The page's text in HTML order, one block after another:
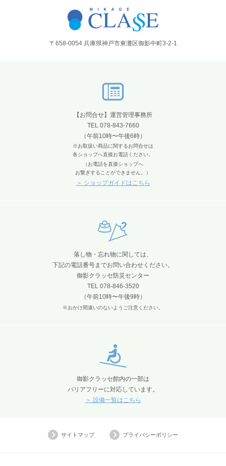
〒658-0054 兵庫県神戸市東灘区御影中町3-2-1
【お問合せ】運営管理事務所
TEL 078-843-7660
（午前10時〜午後6時）
※お取扱い商品に関するお問合せは
各ショップへ直接お電話ください。
（お電話を直接ショップへ
お繋ぎすることができません。）
＞ ショップガイドはこちら
落し物・忘れ物に関しては、
下記の電話番号までお問い合わせください。
御影クラッセ防災センター
TEL 078-846-3520
（午前10時〜午後9時）
※おかけ間違いのないようご注意ください。
御影クラッセ館内の一部は
バリアフリーに対応しています。
＞ 設備一覧はこちら
サイトマップ プライバシーポリシー